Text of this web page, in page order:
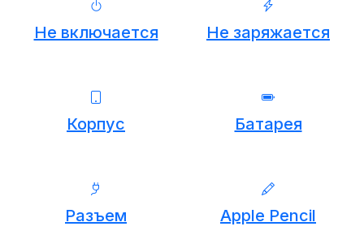
Не включается Не заряжается
Корпус Батарея
Разъем Apple Pencil